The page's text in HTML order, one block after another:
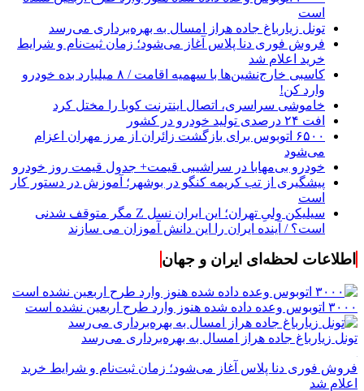
است
تونل زیارباغ جاده هراز امسال به بهره‌برداری می‌رسد
فروش فوری دنا پلاس آغاز می‌شود؛ زمان ثبت‌نام و شرایط
خرید اعلام شد
کاسبی خارج‌نشین‌ها با سهمیه اقامت / ۸ میلیارد بده خودرو
وارد کن!
خاموشی سراسری، اتصال اینترنت کوبا را مختل کرد
افت ۲۴ درصدی تولید خودرو در کشور
۶۵۰۰ اتوبوس برای بازگشت زائران از مرز مهران اعزام
می‌شود
خودرو بی‌مهابا در سراشیبی قیمت+ جدول قیمت روز خودرو
پیشگیری از تب کریمه کنگو در بوشهر؛ آموزش در دستور کار
است
سیلیکن ولیِ تهران؛ این ایران نسل Z مگر متوقف شدنی
است؟ / آینده ایران را این دانش آموزان می سازند
اطلاعات لحظه‌ای ایران و جهان
۳۰۰۰ اتوبوس وعده داده شده هنوز وارد طرح اربعین نشده است
تونل زیارباغ جاده هراز امسال به بهره‌برداری می‌رسد
فروش فوری دنا پلاس آغاز می‌شود؛ زمان ثبت‌نام و شرایط خرید
اعلام شد